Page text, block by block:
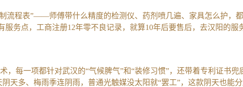
程表”——师傅带什么精度的检测仪、药剂喷几遍、家具怎么护，都
务点，工商注册12年零不良记录，就算10年后要售后，去汉阳的
每一项都针对武汉的“气候脾气”和“装修习惯”，还带着专利证书兜
天多、梅雨季连阴雨，普通光触媒没太阳就“罢工”，这款阴天也能